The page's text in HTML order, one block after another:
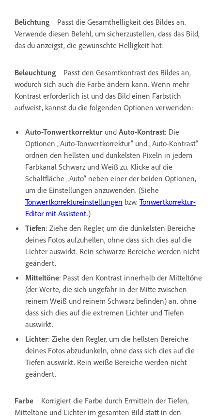
Belichtung
Passt die Gesamthelligkeit des Bildes an.
Verwende diesen Befehl, um sicherzustellen, dass das Bild,
das du anzeigst, die gewünschte Helligkeit hat.
Beleuchtung
Passt den Gesamtkontrast des Bildes an,
wodurch sich auch die Farbe ändern kann. Wenn mehr
Kontrast erforderlich ist und das Bild einen Farbstich
aufweist, kannst du die folgenden Optionen verwenden:
Auto-Tonwertkorrektur und Auto-Kontrast: Die
Optionen „Auto-Tonwertkorrektur“ und „Auto-Kontrast“
ordnen den hellsten und dunkelsten Pixeln in jedem
Farbkanal Schwarz und Weiß zu. Klicke auf die
Schaltfläche „Auto“ neben einer der beiden Optionen,
um die Einstellungen anzuwenden. (Siehe
Tonwertkorrektureinstellungen bzw. Tonwertkorrektur-
Editor mit Assistent.)
Tiefen: Ziehe den Regler, um die dunkelsten Bereiche
deines Fotos aufzuhellen, ohne dass sich dies auf die
Lichter auswirkt. Rein schwarze Bereiche werden nicht
geändert.
Mitteltöne: Passt den Kontrast innerhalb der Mitteltöne
(der Werte, die sich ungefähr in der Mitte zwischen
reinem Weiß und reinem Schwarz befinden) an. ohne
dass sich dies auf die extremen Lichter und Tiefen
auswirkt.
Lichter: Ziehe den Regler, um die hellsten Bereiche
deines Fotos abzudunkeln, ohne dass sich dies auf die
Tiefen auswirkt. Rein weiße Bereiche werden nicht
geändert.
Farbe
Korrigiert die Farbe durch Ermitteln der Tiefen,
Mitteltöne und Lichter im gesamten Bild statt in den